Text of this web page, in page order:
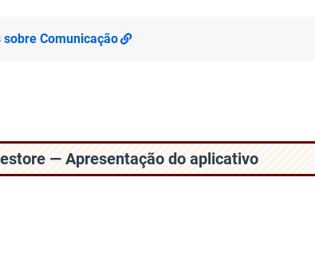
Comunicação
— Apresentação do aplicativo